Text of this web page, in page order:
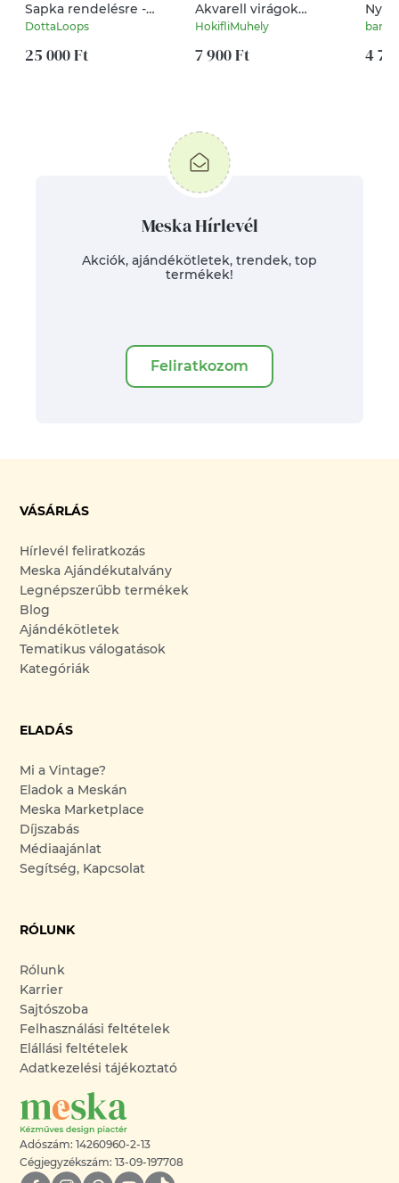
Sapka rendelésre -
kötött horgolt női férfi
sapi - exkluzív fonalból
DottaLoops
25 000 Ft
Akvarell virágok
övtáska zöld
textilbőrrel
HokifliMuhely
7 900 Ft 4
Meska Hírlevél
Akciók, ajándékötletek, trendek, top
termékek!
Feliratkozom
VÁSÁRLÁS
Hírlevél feliratkozás
Meska Ajándékutalvány
Legnépszerűbb termékek
Blog
Ajándékötletek
Tematikus válogatások
Kategóriák
ELADÁS
Mi a Vintage?
Eladok a Meskán
Meska Marketplace
Díjszabás
Médiaajánlat
Segítség, Kapcsolat
RÓLUNK
Rólunk
Karrier
Sajtószoba
Felhasználási feltételek
Elállási feltételek
Adatkezelési tájékoztató
Adószám: 14260960-2-13
Cégjegyzékszám: 13-09-197708